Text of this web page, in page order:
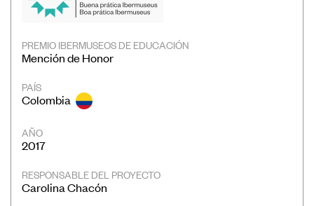
Centro de Documentación
Plataforma de Diagnósticos
Póngase en contacto
Suscríbase a nuestro boletín de
noticias
PREMIO IBERMUSEOS DE EDUCACIÓN
Mención de Honor
PAÍS
Colombia
AÑO
2017
RESPONSABLE DEL PROYECTO
Carolina Chacón